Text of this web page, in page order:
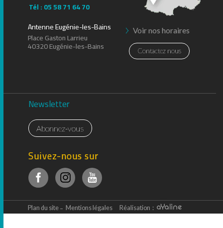
Newsletter
Abonnez-vous
Suivez-nous sur
Tél : 05 58 71 64 70
Voir nos horaires
Antenne Eugénie-les-Bains
Place Gaston Larrieu
40320 Eugénie-les-Bains Contactez nous
Plan du site Mentions légales Réalisation :